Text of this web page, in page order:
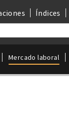
Índices
Mercado laboral